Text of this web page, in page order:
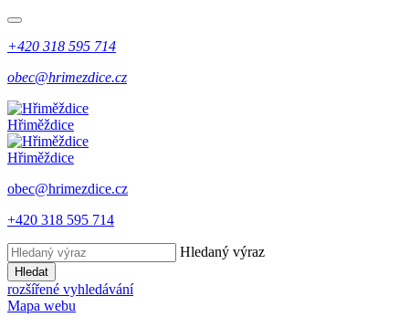
+420 318 595 714
obec@hrimezdice.cz
Hřiměždice
Hřiměždice
obec@hrimezdice.cz
+420 318 595 714
Hledaný výraz
Hledat
rozšířené vyhledávání
Mapa webu